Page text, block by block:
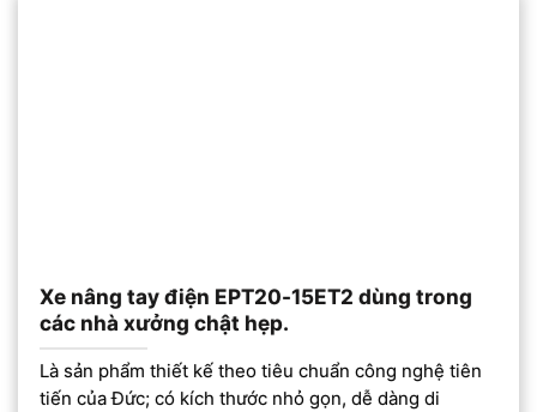
Xe nâng tay điện EPT20-15ET2 dùng trong
các nhà xưởng chật hẹp.
Là sản phẩm thiết kế theo tiêu chuẩn công nghệ tiên
tiến của Đức; có kích thước nhỏ gọn, dễ dàng di